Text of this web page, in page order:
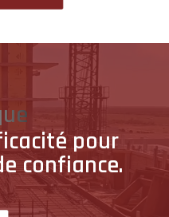
pour
confiance.